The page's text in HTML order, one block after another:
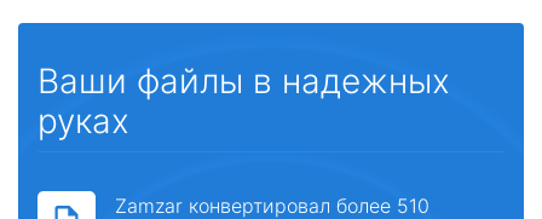
Ваши файлы в надежных
руках
Zamzar конвертировал более 510